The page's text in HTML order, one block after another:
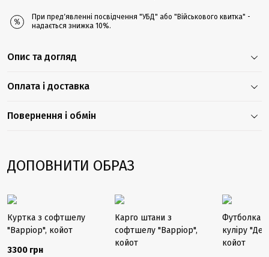
При предʼявленні посвідчення "УБД" або "Військового квитка" -
надається знижка 10%.
Опис та догляд
Оплата і доставка
Повернення і обмін
ДОПОВНИТИ ОБРАЗ
Куртка з софтшелу
"Варріор", койот
3300 грн
Карго штани з
софтшелу "Варріор",
койот
Футболка
куліру
койот